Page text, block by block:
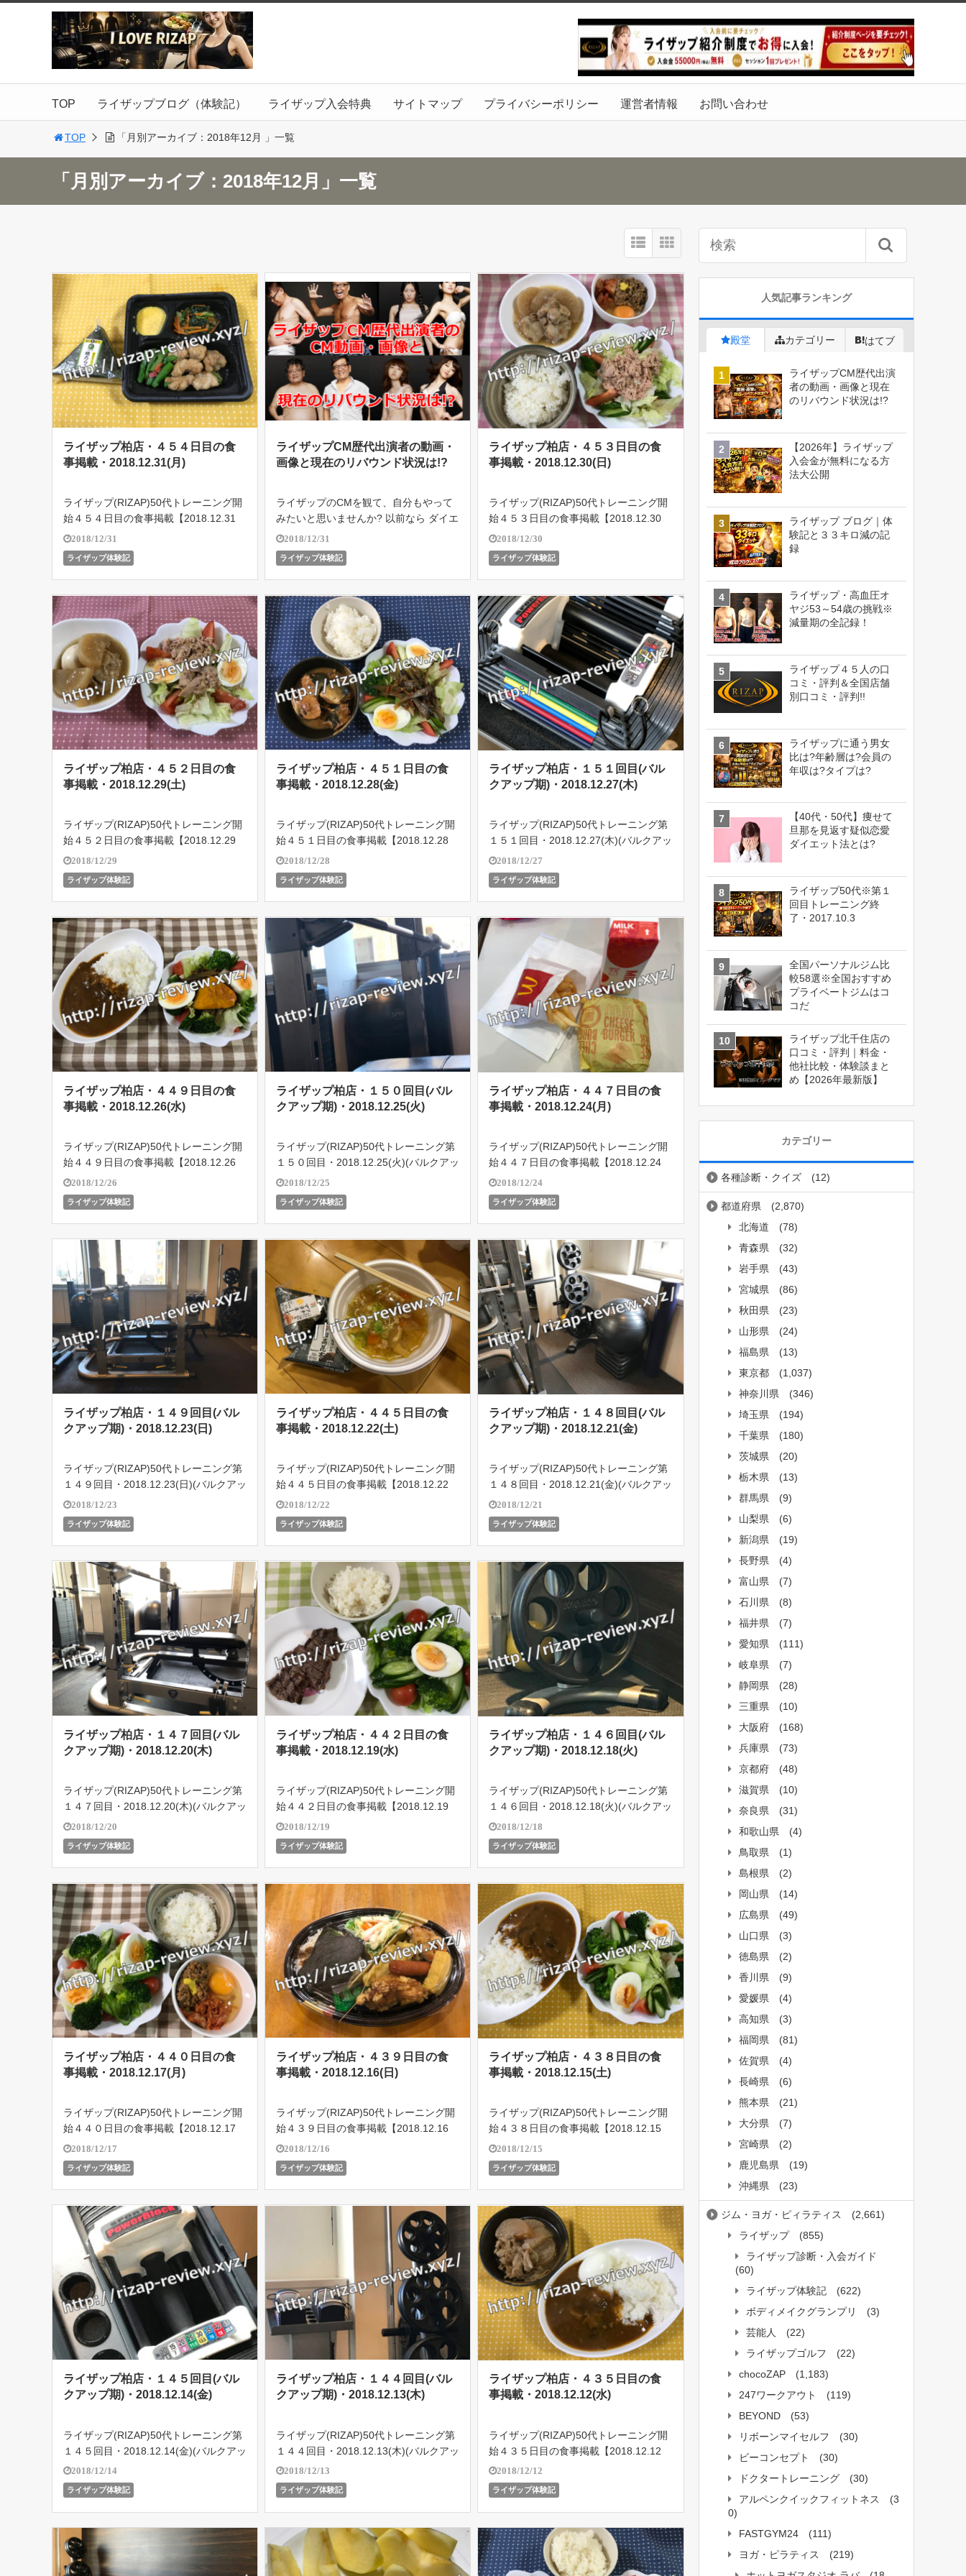
TOP ライザップブログ（体験記） ライザップ入会特典 サイトマップ プライバシーポリシー 運営者情報 お問い合わせ
TOP 「月別アーカイブ：2018年12月 」一覧
「月別アーカイブ：2018年12月」一覧
ライザップ柏店・４５４日目の食
事掲載・2018.12.31(月)
ライザップ(RIZAP)50代トレーニング開
始４５４日目の食事掲載【2018.12.31
(月)】ライザップ柏店で５４歳のオヤジ
がどこまで結果を残せるのか!?遂に201
8.10.18よりバルクアップ期突入！目指
せボディメイ […]
2018/12/31
ライザップ体験記
ライザップCM歴代出演者の動画・
画像と現在のリバウンド状況は!?
ライザップのCMを観て、自分もやって
みたいと思いませんか? 以前なら ダイエ
ットしたい！ 痩せたい！ という方の多
くが、注目していましたが、最近は、
健康になりたい！ 筋肉をつけたい！ 健
康になって健康寿命を延ばしたい！ […]
2018/12/31
ライザップ体験記
ライザップ柏店・４５３日目の食
事掲載・2018.12.30(日)
ライザップ(RIZAP)50代トレーニング開
始４５３日目の食事掲載【2018.12.30
(日)】ライザップ柏店で５４歳のオヤジ
がどこまで結果を残せるのか!?遂に201
8.10.18よりバルクアップ期突入！目指
せボディメイ […]
2018/12/30
ライザップ体験記
ライザップ柏店・４５２日目の食
事掲載・2018.12.29(土)
ライザップ(RIZAP)50代トレーニング開
始４５２日目の食事掲載【2018.12.29
(土)】ライザップ柏店で５４歳のオヤジ
がどこまで結果を残せるのか!?遂に201
8.10.18よりバルクアップ期突入！目指
せボディメイ […]
2018/12/29
ライザップ体験記
ライザップ柏店・４５１日目の食
事掲載・2018.12.28(金)
ライザップ(RIZAP)50代トレーニング開
始４５１日目の食事掲載【2018.12.28
(金)】ライザップ柏店で５４歳のオヤジ
がどこまで結果を残せるのか!?遂に201
8.10.18よりバルクアップ期突入！目指
せボディメイ […]
2018/12/28
ライザップ体験記
ライザップ柏店・１５１回目(バル
クアップ期)・2018.12.27(木)
ライザップ(RIZAP)50代トレーニング第
１５１回目・2018.12.27(木)(バルクアッ
プ期)。１日の食事メニュー掲載中！ラ
イザップ柏店で５４歳のオヤジがどこま
で結果を残せるのか!?遂に2018.10.18よ
りバル […]
2018/12/27
ライザップ体験記
ライザップ柏店・４４９日目の食
事掲載・2018.12.26(水)
ライザップ(RIZAP)50代トレーニング開
始４４９日目の食事掲載【2018.12.26
(水)】ライザップ柏店で５４歳のオヤジ
がどこまで結果を残せるのか!?遂に201
8.10.18よりバルクアップ期突入！目指
せボディメイ […]
2018/12/26
ライザップ体験記
ライザップ柏店・１５０回目(バル
クアップ期)・2018.12.25(火)
ライザップ(RIZAP)50代トレーニング第
１５０回目・2018.12.25(火)(バルクアッ
プ期)。１日の食事メニュー掲載中！ラ
イザップ柏店で５４歳のオヤジがどこま
で結果を残せるのか!?遂に2018.10.18よ
りバル […]
2018/12/25
ライザップ体験記
ライザップ柏店・４４７日目の食
事掲載・2018.12.24(月)
ライザップ(RIZAP)50代トレーニング開
始４４７日目の食事掲載【2018.12.24
(月)】ライザップ柏店で５４歳のオヤジ
がどこまで結果を残せるのか!?遂に201
8.10.18よりバルクアップ期突入！目指
せボディメイ […]
2018/12/24
ライザップ体験記
ライザップ柏店・１４９回目(バル
クアップ期)・2018.12.23(日)
ライザップ(RIZAP)50代トレーニング第
１４９回目・2018.12.23(日)(バルクアッ
プ期)。１日の食事メニュー掲載中！ラ
イザップ柏店で５４歳のオヤジがどこま
で結果を残せるのか!?遂に2018.10.18よ
りバル […]
2018/12/23
ライザップ体験記
ライザップ柏店・４４５日目の食
事掲載・2018.12.22(土)
ライザップ(RIZAP)50代トレーニング開
始４４５日目の食事掲載【2018.12.22
(土)】ライザップ柏店で５４歳のオヤジ
がどこまで結果を残せるのか!?遂に201
8.10.18よりバルクアップ期突入！目指
せボディメイ […]
2018/12/22
ライザップ体験記
ライザップ柏店・１４８回目(バル
クアップ期)・2018.12.21(金)
ライザップ(RIZAP)50代トレーニング第
１４８回目・2018.12.21(金)(バルクアッ
プ期)。１日の食事メニュー掲載中！ラ
イザップ柏店で５４歳のオヤジがどこま
で結果を残せるのか!?遂に2018.10.18よ
りバル […]
2018/12/21
ライザップ体験記
ライザップ柏店・１４７回目(バル
クアップ期)・2018.12.20(木)
ライザップ(RIZAP)50代トレーニング第
１４７回目・2018.12.20(木)(バルクアッ
プ期)。１日の食事メニュー掲載中！ラ
イザップ柏店で５４歳のオヤジがどこま
で結果を残せるのか!?遂に2018.10.18よ
りバル […]
2018/12/20
ライザップ体験記
ライザップ柏店・４４２日目の食
事掲載・2018.12.19(水)
ライザップ(RIZAP)50代トレーニング開
始４４２日目の食事掲載【2018.12.19
(水)】ライザップ柏店で５４歳のオヤジ
がどこまで結果を残せるのか!?遂に201
8.10.18よりバルクアップ期突入！目指
せボディメイ […]
2018/12/19
ライザップ体験記
ライザップ柏店・１４６回目(バル
クアップ期)・2018.12.18(火)
ライザップ(RIZAP)50代トレーニング第
１４６回目・2018.12.18(火)(バルクアッ
プ期)。１日の食事メニュー掲載中！ラ
イザップ柏店で５４歳のオヤジがどこま
で結果を残せるのか!?遂に2018.10.18よ
りバル […]
2018/12/18
ライザップ体験記
ライザップ柏店・４４０日目の食
事掲載・2018.12.17(月)
ライザップ(RIZAP)50代トレーニング開
始４４０日目の食事掲載【2018.12.17
(月)】ライザップ柏店で５４歳のオヤジ
がどこまで結果を残せるのか!?遂に201
8.10.18よりバルクアップ期突入！目指
せボディメイ […]
2018/12/17
ライザップ体験記
ライザップ柏店・４３９日目の食
事掲載・2018.12.16(日)
ライザップ(RIZAP)50代トレーニング開
始４３９日目の食事掲載【2018.12.16
(日)】ライザップ柏店で５４歳のオヤジ
がどこまで結果を残せるのか!?遂に201
8.10.18よりバルクアップ期突入！目指
せボディメイ […]
2018/12/16
ライザップ体験記
ライザップ柏店・４３８日目の食
事掲載・2018.12.15(土)
ライザップ(RIZAP)50代トレーニング開
始４３８日目の食事掲載【2018.12.15
(土)】ライザップ柏店で５４歳のオヤジ
がどこまで結果を残せるのか!?遂に201
8.10.18よりバルクアップ期突入！目指
せボディメイ […]
2018/12/15
ライザップ体験記
ライザップ柏店・１４５回目(バル
クアップ期)・2018.12.14(金)
ライザップ(RIZAP)50代トレーニング第
１４５回目・2018.12.14(金)(バルクアッ
プ期)。１日の食事メニュー掲載中！ラ
イザップ柏店で５４歳のオヤジがどこま
で結果を残せるのか!?遂に2018.10.18よ
りバル […]
2018/12/14
ライザップ体験記
ライザップ柏店・１４４回目(バル
クアップ期)・2018.12.13(木)
ライザップ(RIZAP)50代トレーニング第
１４４回目・2018.12.13(木)(バルクアッ
プ期)。１日の食事メニュー掲載中！ラ
イザップ柏店で５４歳のオヤジがどこま
で結果を残せるのか!?遂に2018.10.18よ
りバル […]
2018/12/13
ライザップ体験記
ライザップ柏店・４３５日目の食
事掲載・2018.12.12(水)
ライザップ(RIZAP)50代トレーニング開
始４３５日目の食事掲載【2018.12.12
(水)】ライザップ柏店で５４歳のオヤジ
がどこまで結果を残せるのか!?遂に201
8.10.18よりバルクアップ期突入！目指
せボディメイ […]
2018/12/12
ライザップ体験記
人気記事ランキング
殿堂 カテゴリー はてブ
ライザップCM歴代出演
者の動画・画像と現在
のリバウンド状況は!?
【2026年】ライザップ
入会金が無料になる方
法大公開
ライザップ ブログ｜体
験記と３３キロ減の記
録
ライザップ・高血圧オ
ヤジ53～54歳の挑戦※
減量期の全記録！
ライザップ４５人の口
コミ・評判＆全国店舗
別口コミ・評判!!
ライザップに通う男女
比は?年齢層は?会員の
年収は?タイプは?
【40代・50代】痩せて
旦那を見返す疑似恋愛
ダイエット法とは?
ライザップ50代※第１
回目トレーニング終
了・2017.10.3
全国パーソナルジム比
較58選※全国おすすめ
プライベートジムはコ
コだ
ライザップ北千住店の
口コミ・評判｜料金・
他社比較・体験談まと
め【2026年最新版】
カテゴリー
各種診断・クイズ (12)
都道府県
(2,870)
北海道
(78)
青森県
(32)
岩手県
(43)
宮城県
(86)
秋田県
(23)
山形県
(24)
福島県
(13)
東京都
(1,037)
神奈川県
(346)
埼玉県
(194)
千葉県
(180)
茨城県
(20)
栃木県
(13)
群馬県
(9)
山梨県
(6)
新潟県
(19)
長野県
(4)
富山県
(7)
石川県
(8)
福井県
(7)
愛知県
(111)
岐阜県
(7)
静岡県
(28)
三重県
(10)
大阪府
(168)
兵庫県
(73)
京都府
(48)
滋賀県
(10)
奈良県
(31)
和歌山県
(4)
鳥取県
(1)
島根県
(2)
岡山県
(14)
広島県
(49)
山口県
(3)
徳島県
(2)
香川県
(9)
愛媛県
(4)
高知県
(3)
福岡県
(81)
佐賀県
(4)
長崎県
(6)
熊本県
(21)
大分県
(7)
宮崎県
(2)
鹿児島県
(19)
沖縄県
(23)
ジム・ヨガ・ピィラティス
(2,661)
ライザップ
(855)
ライザップ診断・入会ガイド
(60)
ライザップ体験記
(622)
ボディメイクグランプリ
(3)
芸能人
(22)
ライザップゴルフ
(22)
chocoZAP
(1,183)
247ワークアウト
(119)
BEYOND
(53)
リボーンマイセルフ
(30)
ビーコンセプト
(30)
ドクタートレーニング
(30)
アルペンクイックフィットネス
(3
0)
FASTGYM24
(111)
ヨガ・ピラティス
(219)